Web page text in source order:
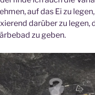
auf das Ei zu
darüber zu legen,
zu geben.